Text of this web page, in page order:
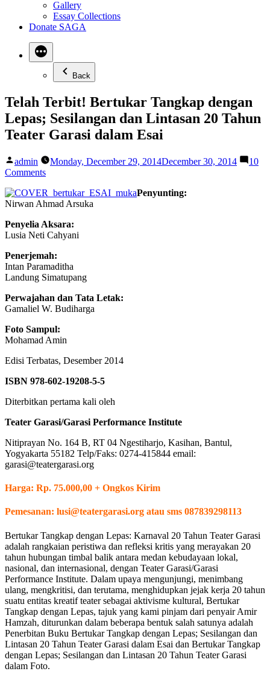
Gallery
Essay Collections
Donate SAGA
Back
Telah Terbit! Bertukar Tangkap dengan
Lepas; Sesilangan dan Lintasan 20 Tahun
Teater Garasi dalam Esai
Posted
by
admin Monday, December 29, 2014December 30, 2014
10
Commentson
Terbit!
Bertukar
dengan
Lepas;
dan
Lintasan
20
Teater
Garasi
dalam
Esai
Penyunting:
Nirwan Ahmad Arsuka
Penyelia Aksara:
Lusia Neti Cahyani
Penerjemah:
Intan Paramaditha
Landung Simatupang
Perwajahan dan Tata Letak:
Gamaliel W. Budiharga
Foto Sampul:
Mohamad Amin
Edisi Terbatas, Desember 2014
ISBN 978-602-19208-5-5
Diterbitkan pertama kali oleh
Teater Garasi/Garasi Performance Institute
Nitiprayan No. 164 B, RT 04 Ngestiharjo, Kasihan, Bantul,
Yogyakarta 55182 Telp/Faks: 0274-415844 email:
garasi@teatergarasi.org
Harga: Rp. 75.000,00 + Ongkos Kirim
Pemesanan: lusi@teatergarasi.org atau sms 087839298113
Bertukar Tangkap dengan Lepas: Karnaval 20 Tahun Teater Garasi
adalah rangkaian peristiwa dan refleksi kritis yang merayakan 20
tahun hubungan timbal balik antara medan kebudayaan lokal,
nasional, dan internasional, dengan Teater Garasi/Garasi
Performance Institute. Dalam upaya mengunjungi, menimbang
ulang, mengkritisi, dan terutama, menghidupkan jejak kerja 20 tahun
suatu entitas kreatif teater sebagai aktivisme kultural, Bertukar
Tangkap dengan Lepas, tajuk yang kami pinjam dari penyair Amir
Hamzah, diturunkan dalam beberapa bentuk salah satunya adalah
Penerbitan Buku Bertukar Tangkap dengan Lepas; Sesilangan dan
Lintasan 20 Tahun Teater Garasi dalam Esai dan Bertukar Tangkap
dengan Lepas; Sesilangan dan Lintasan 20 Tahun Teater Garasi
dalam Foto.